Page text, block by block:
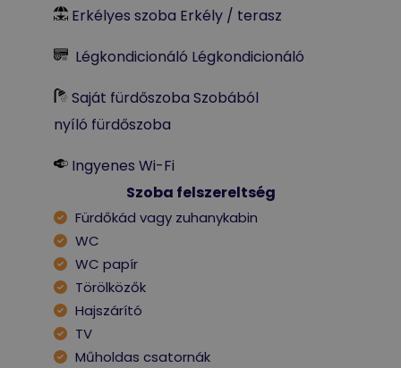
Erkélyes szoba Erkély / terasz
Légkondicionáló Légkondicionáló
Saját fürdőszoba Szobából
nyíló fürdőszoba
Ingyenes Wi-Fi
Szoba felszereltség
Fürdőkád vagy zuhanykabin
WC
WC papír
Törölközők
Hajszárító
TV
Műholdas csatornák